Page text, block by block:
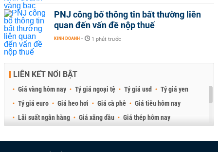
PNJ công bố thông tin bất thường liên
quan đến vấn đề nộp thuế
KINH DOANH - 1 phút trước
LIÊN KẾT NỔI BẬT
Giá vàng hôm nay Tỷ giá ngoại tệ Tỷ giá usd
Tỷ giá yen
Tỷ giá euro
Giá heo hơi Giá cà phê
Giá tiêu hôm nay
Lãi suất ngân hàng
Giá xăng dầu
Giá thép hôm nay